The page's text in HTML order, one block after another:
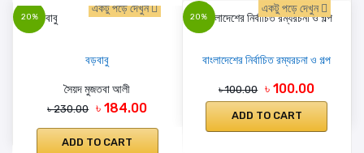
20%
একটু পড়ে দেখুন
বড়বাবু
সৈয়দ মুজতবা আলী
৳ 230.00 ৳ 184.00
ADD TO CART
20%
একটু পড়ে দেখুন
বাংলাদেশের নির্বাচিত রম্যরচনা ও গল্প
৳ 100.00 ৳ 100.00
ADD TO CART